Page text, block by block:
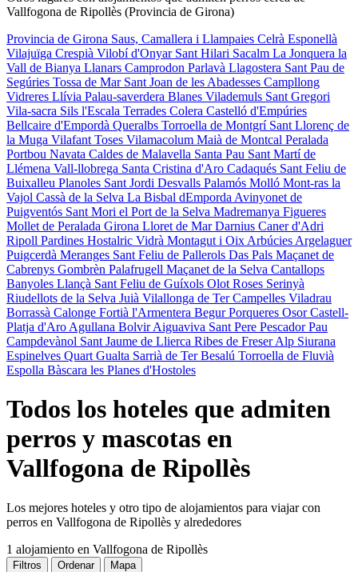
Vallfogona de Ripollès (Provincia de Girona)
Provincia de Girona Saus, Camallera i Llampaies Celrà Esponellà
Vilajuïga Crespià Vilobí d'Onyar Sant Hilari Sacalm La Jonquera la
Vall de Bianya Llanars Camprodon Parlavà Llagostera Sant Pau de
Segúries Tossa de Mar Sant Joan de les Abadesses Campllong
Vidreres Llívia Palau-saverdera Blanes Vilademuls Sant Gregori
Vila-sacra Sils l'Escala Terrades Colera Castelló d'Empúries
Bellcaire d'Empordà Queralbs Torroella de Montgrí Sant Llorenç de
la Muga Vilafant Toses Vilamacolum Maià de Montcal Peralada
Portbou Navata Caldes de Malavella Santa Pau Sant Martí de
Llémena Vall-llobrega Santa Cristina d'Aro Cadaqués Sant Feliu de
Buixalleu Planoles Sant Jordi Desvalls Palamós Molló Mont-ras la
Vajol Cassà de la Selva La Bisbal dEmporda Avinyonet de
Puigventós Sant Mori el Port de la Selva Madremanya Figueres
Mollet de Peralada Girona Lloret de MarDarnius Caner d'Adri
Ripoll Pardines Hostalric Vidrà Montagut i Oix Arbúcies Argelaguer
Puigcerdà Meranges Sant Feliu de Pallerols Das Pals Maçanet de
Cabrenys Gombrèn Palafrugell Maçanet de la Selva Cantallops
Banyoles Llançà Sant Feliu de Guíxols Olot Roses Serinyà
Riudellots de la Selva Juià Vilallonga de TerCampelles Viladrau
Borrassà Calonge Fortià l'Armentera BegurPorqueres OsorCastell-
Platja d'Aro Agullana BolvirAiguaviva Sant Pere PescadorPau
Campdevànol Sant Jaume de Llierca Ribes de FreserAlp Siurana
Espinelves Quart Gualta Sarrià de TerBesalú Torroella de Fluvià
Espolla Bàscara les Planes d'Hostoles
Todos los hoteles que admiten
perros y mascotas en
Vallfogona de Ripollès
Los mejores hoteles y otro tipo de alojamientos para viajar con
perros en Vallfogona de Ripollès y alrededores
1 alojamiento en Vallfogona de Ripollès
Filtros Ordenar Mapa